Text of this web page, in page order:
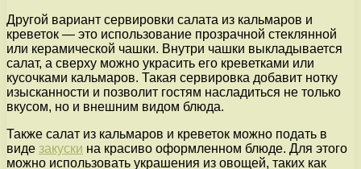
Другой вариант сервировки салата из кальмаров и
креветок — это использование прозрачной стеклянной
или керамической чашки. Внутри чашки выкладывается
салат, а сверху можно украсить его креветками или
кусочками кальмаров. Такая сервировка добавит нотку
изысканности и позволит гостям насладиться не только
вкусом, но и внешним видом блюда.
Также салат из кальмаров и креветок можно подать в
виде закуски на красиво оформленном блюде. Для этого
можно использовать украшения из овощей, таких как